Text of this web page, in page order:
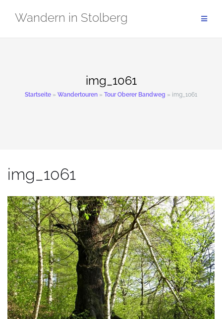
InhaltWandern in Stolberg
img_1061
Startseite » Wandertouren » Tour Oberer Bandweg » img_1061
img_1061